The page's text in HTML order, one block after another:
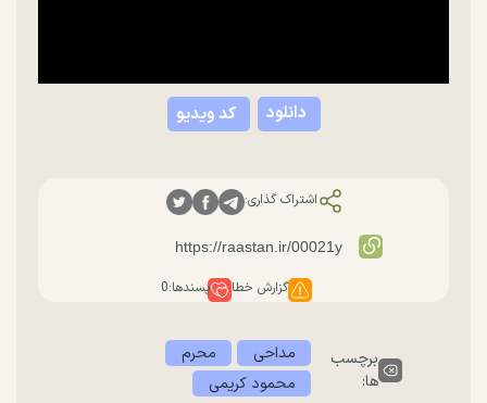
کد ویدیو دانلود
اشتراک گذاری:
گزارش خطا پسندها:0
برچسب
ها:
مداحی
محرم
محمود کریمی